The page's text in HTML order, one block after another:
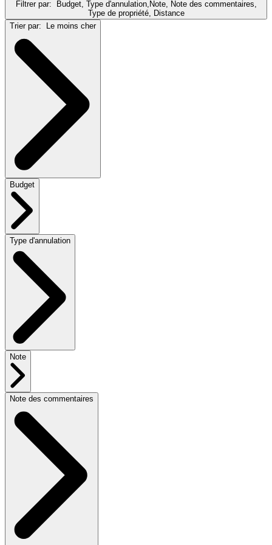
Filtrer par:
Budget, Type d'annulation,Note, Note des commentaires,
Type de propriété, Distance
Trier par:
Le moins cher
Budget
Type d'annulation
Note
Note des commentaires